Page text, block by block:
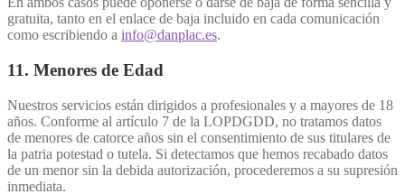
gratuita, tanto en el enlace de baja incluido en cada comunicación
como escribiendo a info@danplac.es.
11. Menores de Edad
Nuestros servicios están dirigidos a profesionales y a mayores de 18
años. Conforme al artículo 7 de la LOPDGDD, no tratamos datos
de menores de catorce años sin el consentimiento de sus titulares de
la patria potestad o tutela. Si detectamos que hemos recabado datos
de un menor sin la debida autorización, procederemos a su supresión
inmediata.